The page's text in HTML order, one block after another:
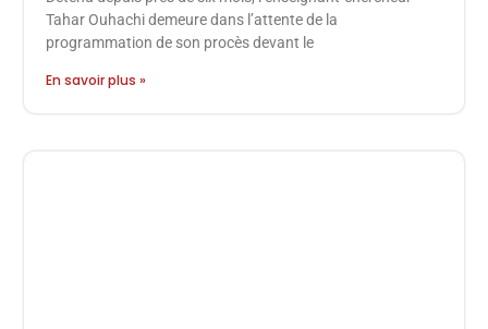
Tahar Ouhachi demeure dans l’attente de la
programmation de son procès devant le
En savoir plus »